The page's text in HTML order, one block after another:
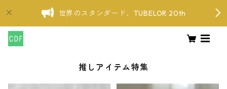
世界のスタンダード、TUBELOR 20th
推しアイテム特集